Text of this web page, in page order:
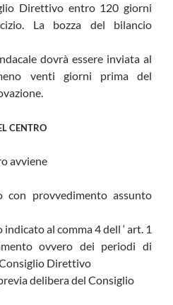
Direttivo entro 120 giorni
La bozza del bilancio
dovrà essere inviata al
venti giorni prima del
CENTRO
avviene
con provvedimento assunto
al comma 4 dell ‘ art. 1
ovvero dei periodi di
Direttivo
delibera del Consiglio